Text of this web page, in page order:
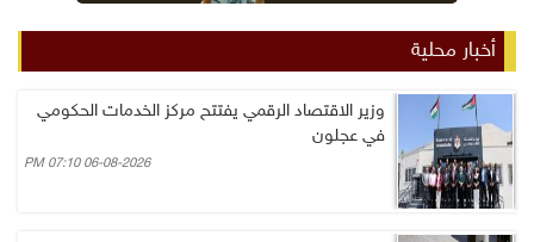
أخبار محلية
وزير الاقتصاد الرقمي يفتتح مركز الخدمات الحكومي
في عجلون
06-08-2026 07:10 PM